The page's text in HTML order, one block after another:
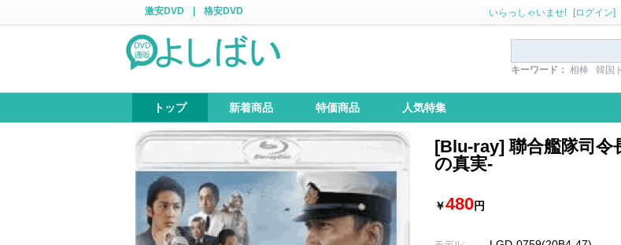
激安DVD 格安DVD いらっしゃいませ! [ログイン]
キーワード： 相棒 韓国
トップ 新着商品 特価商品 人気特集
[Blu-ray] 聯合艦隊司
の真実-
￥480円